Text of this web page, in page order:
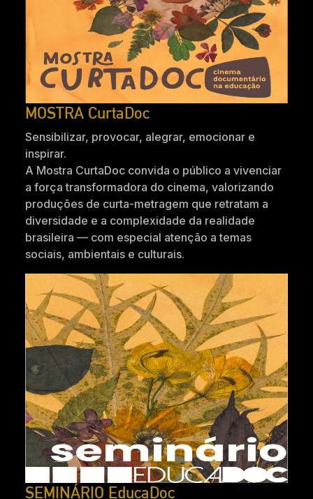
MOSTRA CurtaDoc
Sensibilizar, provocar, alegrar, emocionar e
inspirar.
A Mostra CurtaDoc convida o público a vivenciar
a força transformadora do cinema, valorizando
produções de curta-metragem que retratam a
diversidade e a complexidade da realidade
brasileira — com especial atenção a temas
sociais, ambientais e culturais.
SEMINÁRIO EducaDoc